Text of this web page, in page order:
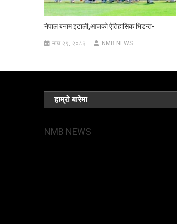
नेपाल बनाम इटाली,आजको ऐतिहासिक भिडन्त-
माघ २९, २०८२ NMB NEWS
हाम्रो बारेमा
NMB NEWS